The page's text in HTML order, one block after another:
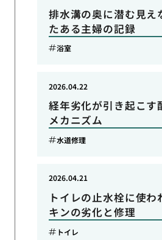
排水溝の奥に潜む見え
たある主婦の記録
浴室
経年劣化が引き起こす
メカニズム
2026.04.22
水道修理
トイレの止水栓に使わ
キンの劣化と修理
2026.04.21
トイレ